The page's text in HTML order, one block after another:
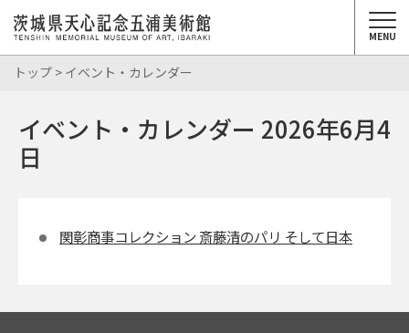
MENU
トップ > イベント・カレンダー
イベント・カレンダー 2026年6月4
日
関彰商事コレクション 斎藤清のパリ そして日本